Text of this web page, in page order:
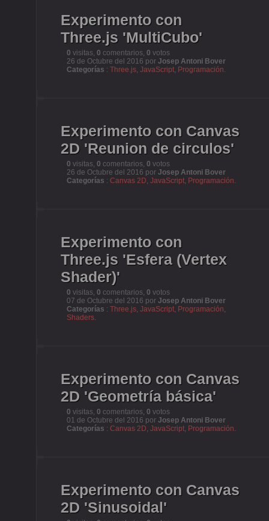
Experimento con
Three.js 'MultiCubo'
0 visitas, 0 comentarios, 0 votos
26 de Octubre del 2016 por Josep Antoni Bover
Categorías : Three.js, JavaScript, Programación.
Experimento con Canvas
2D 'Reunion de circulos'
0 visitas, 0 comentarios, 0 votos
26 de Octubre del 2016 por Josep Antoni Bover
Categorías : Canvas 2D, JavaScript, Programación.
Experimento con
Three.js 'Esfera (Vertex
Shader)'
0 visitas, 0 comentarios, 0 votos
07 de Octubre del 2016 por Josep Antoni Bover
Categorías : Three.js, JavaScript, Programación,
Shaders.
Experimento con Canvas
2D 'Geometría básica'
0 visitas, 0 comentarios, 0 votos
01 de Octubre del 2016 por Josep Antoni Bover
Categorías : Canvas 2D, JavaScript, Programación.
Experimento con Canvas
2D 'Sinusoidal'